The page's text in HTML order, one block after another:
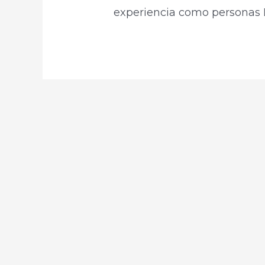
experiencia como personas